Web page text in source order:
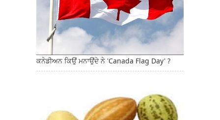
ਕਨੇਡੀਅਨ ਕਿਉਂ ਮਨਾਉਂਦੇ ਨੇ 'Canada Flag Day' ?